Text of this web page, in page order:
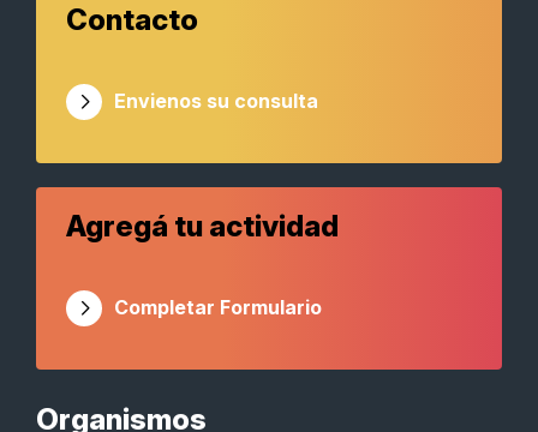
Organismos
Contacto
Envienos su consulta
Agregá tu actividad
Completar Formulario